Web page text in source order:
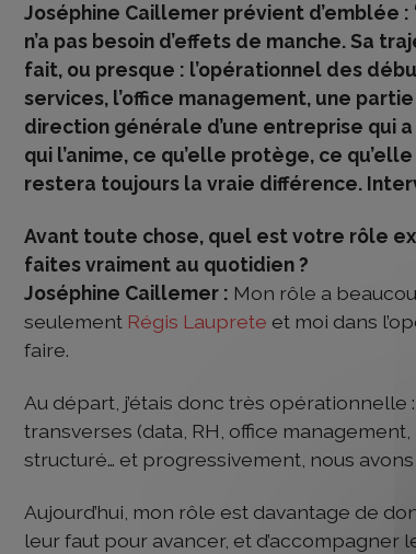
Joséphine Caillemer prévient d’emblée :
n’a pas besoin d’effets de manche. Sa
fait, ou presque : l’opérationnel des
services, l’office management, une
direction générale d’une entreprise qui
qui l’anime, ce qu’elle protège, ce
restera toujours la vraie différence.
Avant toute chose, quel est votre rôle
faites vraiment au quotidien ?
Joséphine Caillemer : Mon rôle a
seulement Régis Lauprete et moi dans
faire.
Au départ, j’étais donc très
transverses (data, RH, office management,
structuré… et progressivement, nous
Aujourd’hui, mon rôle est davantage de
leur faut pour avancer, et d’accompagner